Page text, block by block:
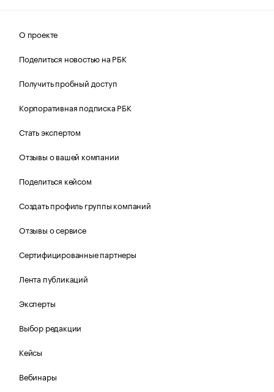
О проекте
Поделиться новостью на РБК
Получить пробный доступ
Корпоративная подписка РБК
Стать экспертом
Отзывы о вашей компании
Поделиться кейсом
Создать профиль группы компаний
Отзывы о сервисе
Сертифицированные партнеры
Лента публикаций
Эксперты
Выбор редакции
Кейсы
Вебинары